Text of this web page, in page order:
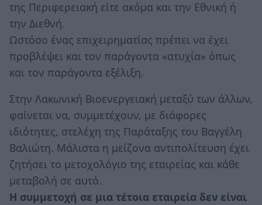
της Περιφερειακή είτε ακόμα και την Εθνική ή
την Διεθνή.
Ωστόσο ένας επιχειρηματίας πρέπει να έχει
προβλέψει και τον παράγοντα «ατυχία» όπως
και τον παράγοντα εξέλιξη.
Στην Λακωνική Βιοενεργειακή μεταξύ των άλλων,
φαίνεται να, συμμετέχουν, με διάφορες
ιδιότητες, στελέχη της Παράταξης του Βαγγέλη
Βαλιώτη. Μάλιστα η μείζονα αντιπολίτευση έχει
ζητήσει το μετοχολόγιο της εταιρείας και κάθε
μεταβολή σε αυτό.
Η συμμετοχή σε μια τέτοια εταιρεία δεν είναι